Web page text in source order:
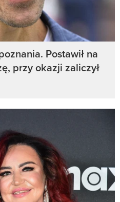
Postawił na
przy okazji zaliczył